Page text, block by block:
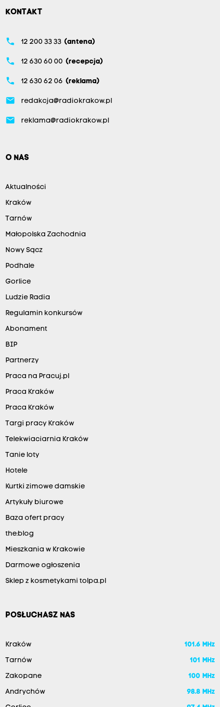
KONTAKT
phone 12 200 33 33 (antena)
phone 12 630 60 00 (recepcja)
phone 12 630 62 06 (reklama)
email redakcja@radiokrakow.pl
email reklama@radiokrakow.pl
O NAS
Aktualności
Kraków
Tarnów
Małopolska Zachodnia
Nowy Sącz
Podhale
Gorlice
Ludzie Radia
Regulamin konkursów
Abonament
BIP
Partnerzy
Praca na Pracuj.pl
Praca Kraków
Praca Kraków
Targi pracy Kraków
Telekwiaciarnia Kraków
Tanie loty
Hotele
Kurtki zimowe damskie
Artykuły biurowe
Baza ofert pracy
the:blog
Mieszkania w Krakowie
Darmowe ogłoszenia
Sklep z kosmetykami tolpa.pl
POSŁUCHASZ NAS
Kraków 101.6 MHz
Tarnów 101 MHz
Zakopane 100 MHz
Andrychów 98.8 MHz